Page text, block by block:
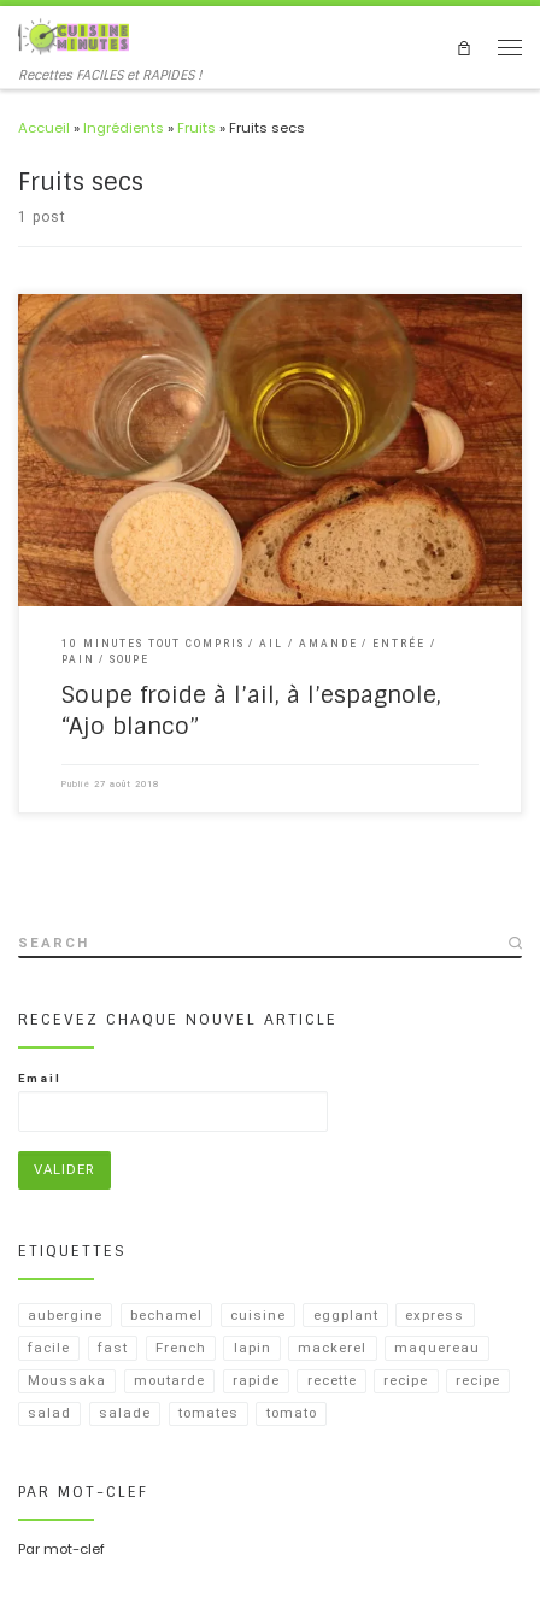
Recettes FACILES et RAPIDES !
Accueil »Ingrédients »Fruits »Fruits secs
Fruits secs
1 post
Dans la lignée de la recette du gazpacho express, voici son
équivalent, en blanc ! “El ajo blanco” ou soupe froide à l’ail, est un
classique de la cuisine espagnole. Le mélange d’ail, d’amande et
d’huile d’olive, exprime l’essence même […]
10 MINUTES TOUT COMPRIS AIL AMANDE
ENTRÉE
PAIN
SOUPE
Soupe froide à l’ail, à l’espagnole,
“Ajo blanco”
Publié 27 août 2018
SEARCH
RECEVEZ CHAQUE NOUVEL ARTICLE
Email
ETIQUETTES
aubergine bechamel cuisine eggplant
express
facile
fast French lapin mackerel
maquereau
Moussaka
moutarde rapide recette recipe
recipe​
salad
salade tomates tomato
PAR MOT-CLEF
Par mot-clef